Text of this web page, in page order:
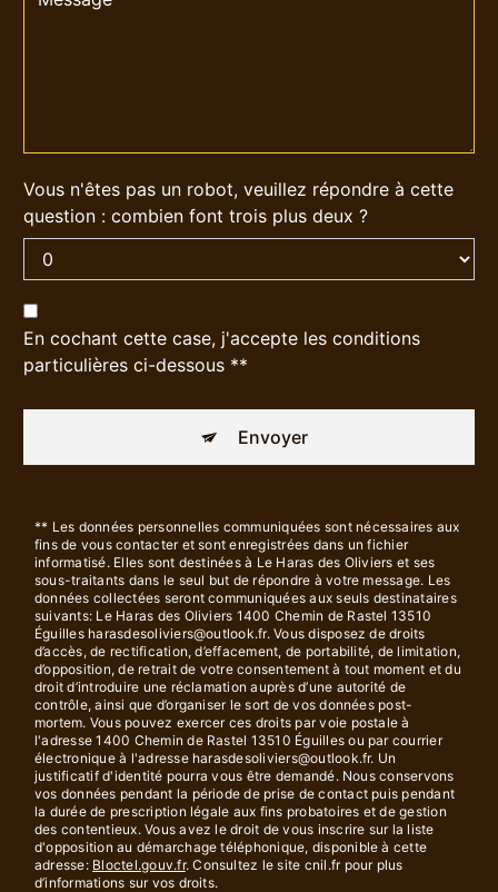
Vous n'êtes pas un robot, veuillez répondre à cette
question : combien font trois plus deux ?
En cochant cette case, j'accepte les conditions
particulières ci-dessous **
Envoyer
** Les données personnelles communiquées sont nécessaires aux
fins de vous contacter et sont enregistrées dans un fichier
informatisé. Elles sont destinées à Le Haras des Oliviers et ses
sous-traitants dans le seul but de répondre à votre message. Les
données collectées seront communiquées aux seuls destinataires
suivants: Le Haras des Oliviers 1400 Chemin de Rastel 13510
Éguilles harasdesoliviers@outlook.fr. Vous disposez de droits
d’accès, de rectification, d’effacement, de portabilité, de limitation,
d’opposition, de retrait de votre consentement à tout moment et du
droit d’introduire une réclamation auprès d’une autorité de
contrôle, ainsi que d’organiser le sort de vos données post-
mortem. Vous pouvez exercer ces droits par voie postale à
l'adresse 1400 Chemin de Rastel 13510 Éguilles ou par courrier
électronique à l'adresse harasdesoliviers@outlook.fr. Un
justificatif d'identité pourra vous être demandé. Nous conservons
vos données pendant la période de prise de contact puis pendant
la durée de prescription légale aux fins probatoires et de gestion
des contentieux. Vous avez le droit de vous inscrire sur la liste
d'opposition au démarchage téléphonique, disponible à cette
adresse: Bloctel.gouv.fr. Consultez le site cnil.fr pour plus
d’informations sur vos droits.